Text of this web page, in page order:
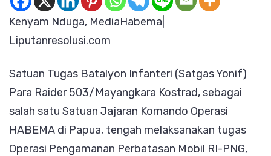
Kenyam Nduga, MediaHabema|
Liputanresolusi.com
Satuan Tugas Batalyon Infanteri (Satgas Yonif)
Para Raider 503/Mayangkara Kostrad, sebagai
salah satu Satuan Jajaran Komando Operasi
HABEMA di Papua, tengah melaksanakan tugas
Operasi Pengamanan Perbatasan Mobil RI-PNG,